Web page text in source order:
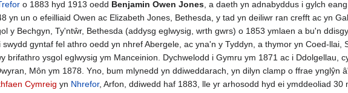
o 1883 hyd 1913 oedd Benjamin Owen Jones , a daeth yn adnabyddus i gylch
yn un o efeilliaid Owen ac Elizabeth Jones, Bethesda, y tad yn deiliwr ran crefft ac yn
y Bechgyn, Ty'ntŵr, Bethesda (addysg eglwysig, wrth gwrs) o 1853 ymlaen a bu'n
swydd gyntaf fel athro oedd yn nhref Abergele, ac yna'n y Tyddyn, a thymor yn Coed-
brifathro ysgol eglwysig ym Manceinion. Dychwelodd i Gymru ym 1871 ac i Ddolgellau,
Môn ym 1878. Yno, bum mlynedd yn ddiweddarach, yn dilyn clamp o ffrae
Cymreig yn Nhrefor, Arfon, ddiwedd haf 1883, lle yr arhosodd hyd ei ymddeoliad